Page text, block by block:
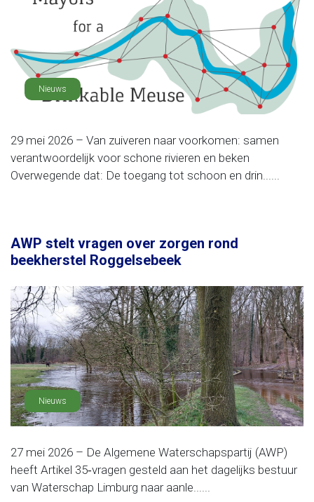
Nieuws
29 mei 2026 – Van zuiveren naar voorkomen: samen
verantwoordelijk voor schone rivieren en beken
Overwegende dat: De toegang tot schoon en drin......
AWP stelt vragen over zorgen rond
beekherstel Roggelsebeek
Nieuws
27 mei 2026 – De Algemene Waterschapspartij (AWP)
heeft Artikel 35‑vragen gesteld aan het dagelijks bestuur
van Waterschap Limburg naar aanle......